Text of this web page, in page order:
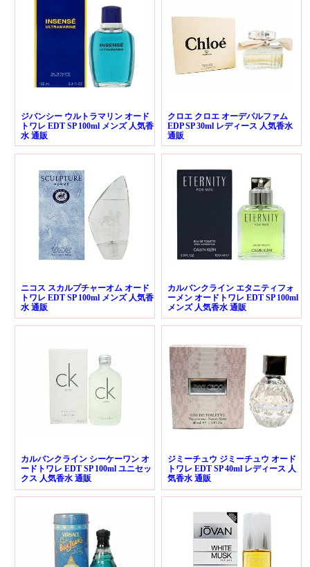
ジバンシー ウルトラマリン オード
トワレ EDT SP 100ml メンズ 人気香
水 通販
クロエ クロエ オーデパルファム
EDP SP 30ml レディース 人気香水
通販
ニコス スカルプチャーオム オード
トワレ EDT SP 100ml メンズ 人気香
水 通販
カルバンクライン エタニティフォ
ーメン オードトワレ EDT SP 100ml
メンズ 人気香水 通販
カルバンクライン シーケーワン オ
ードトワレ EDT SP 100ml ユニセッ
クス 人気香水 通販
ジミーチュウ ジミーチュウ オード
トワレ EDT SP 40ml レディース 人
気香水 通販